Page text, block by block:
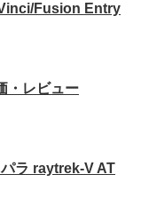
Fusion Entry
・レビュー
ラ raytrek-V AT